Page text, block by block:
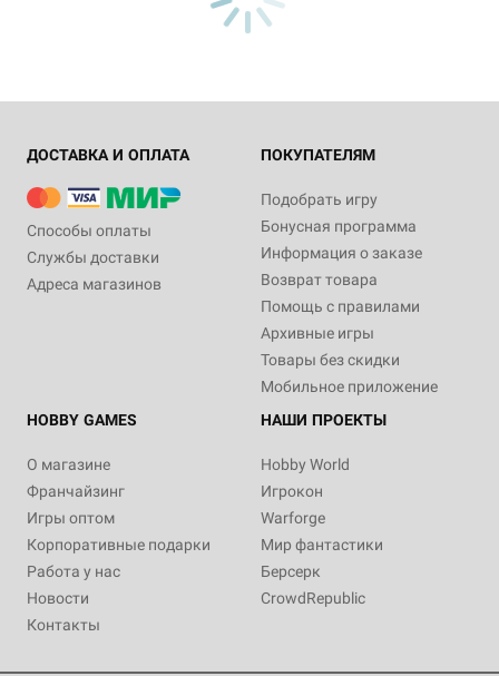
ДОСТАВКА И ОПЛАТА
Способы оплаты
Службы доставки
Адреса магазинов
ПОКУПАТЕЛЯМ
Подобрать игру
Бонусная программа
Информация о заказе
Возврат товара
Помощь с правилами
Архивные игры
Товары без скидки
Мобильное приложение
HOBBY GAMES
О магазине
Франчайзинг
Игры оптом
Корпоративные подарки
Работа у нас
Новости
Контакты
НАШИ ПРОЕКТЫ
Hobby World
Игрокон
Warforge
Мир фантастики
Берсерк
CrowdRepublic